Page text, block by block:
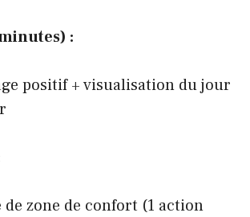
:
positif + visualisation du jour
de zone de confort (1 action